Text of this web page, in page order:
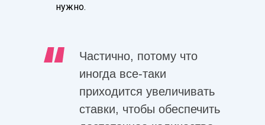
Частично, потому что
иногда все-таки
приходится увеличивать
ставки, чтобы обеспечить
нужно.